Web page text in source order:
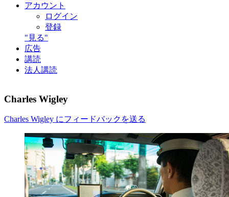
アカウント
ログイン
登録
"見る"
広告
講読
法人講読
Charles Wigley
Charles Wigley にフィードバックを送る